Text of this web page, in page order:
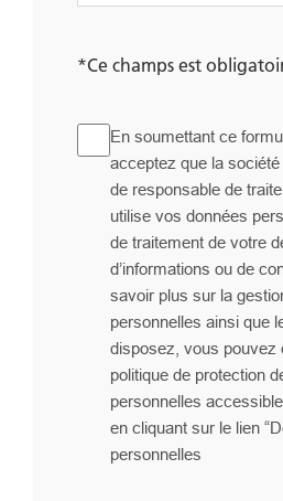
*Ce champs est
En soumettant ce
acceptez que la
de responsable de
utilise vos données
de traitement de votre
d’informations ou de
savoir plus sur la
personnelles ainsi que
disposez, vous pouvez
politique de protection
personnelles
en cliquant sur le lien
personnelles